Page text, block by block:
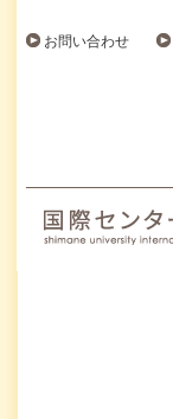
お問い合わせ